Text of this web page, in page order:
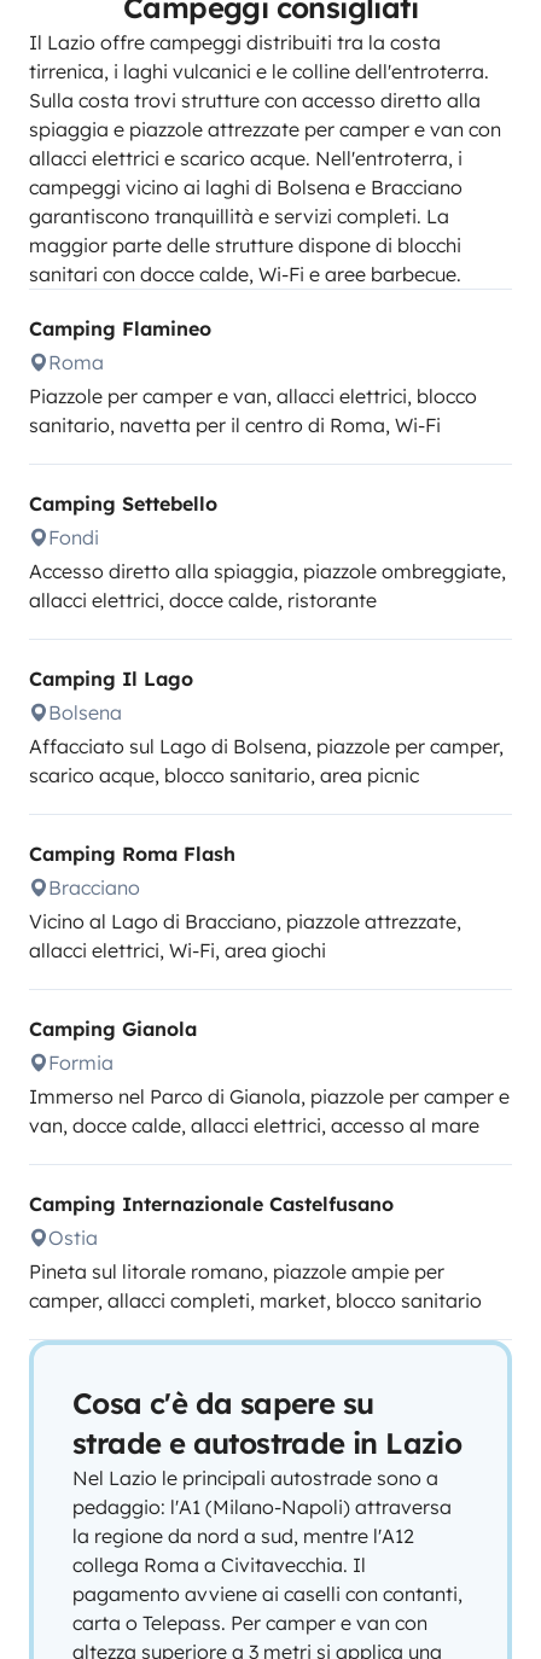
Campeggi consigliati
Il Lazio offre campeggi distribuiti tra la costa
tirrenica, i laghi vulcanici e le colline dell'entroterra.
Sulla costa trovi strutture con accesso diretto alla
spiaggia e piazzole attrezzate per camper e van con
allacci elettrici e scarico acque. Nell'entroterra, i
campeggi vicino ai laghi di Bolsena e Bracciano
garantiscono tranquillità e servizi completi. La
maggior parte delle strutture dispone di blocchi
sanitari con docce calde, Wi-Fi e aree barbecue.
Camping Flamineo
Roma
Piazzole per camper e van, allacci elettrici, blocco
sanitario, navetta per il centro di Roma, Wi-Fi
Camping Settebello
Fondi
Accesso diretto alla spiaggia, piazzole ombreggiate,
allacci elettrici, docce calde, ristorante
Camping Il Lago
Bolsena
Affacciato sul Lago di Bolsena, piazzole per camper,
scarico acque, blocco sanitario, area picnic
Camping Roma Flash
Bracciano
Vicino al Lago di Bracciano, piazzole attrezzate,
allacci elettrici, Wi-Fi, area giochi
Camping Gianola
Formia
Immerso nel Parco di Gianola, piazzole per camper e
van, docce calde, allacci elettrici, accesso al mare
Camping Internazionale Castelfusano
Ostia
Pineta sul litorale romano, piazzole ampie per
camper, allacci completi, market, blocco sanitario
Cosa c'è da sapere su
strade e autostrade in Lazio
Nel Lazio le principali autostrade sono a
pedaggio: l'A1 (Milano-Napoli) attraversa
la regione da nord a sud, mentre l'A12
collega Roma a Civitavecchia. Il
pagamento avviene ai caselli con contanti,
carta o Telepass. Per camper e van con
altezza superiore a 3 metri si applica una